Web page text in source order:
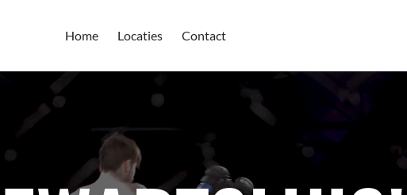
Home Locaties Contact